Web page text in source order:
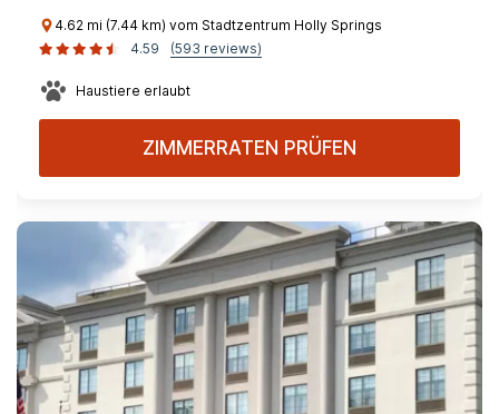
4.62 mi (7.44 km) vom Stadtzentrum Holly Springs
4.59
(593 reviews)
Haustiere erlaubt
ZIMMERRATEN PRÜFEN